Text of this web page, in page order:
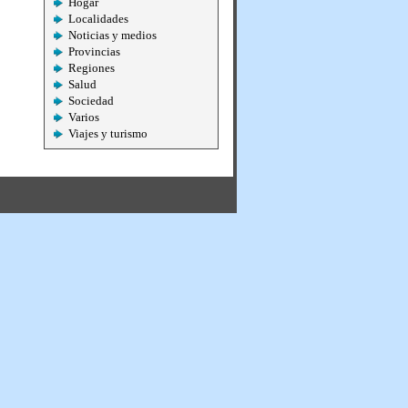
Localidades
Noticias y medios
Provincias
Regiones
Salud
Sociedad
Varios
Viajes y turismo